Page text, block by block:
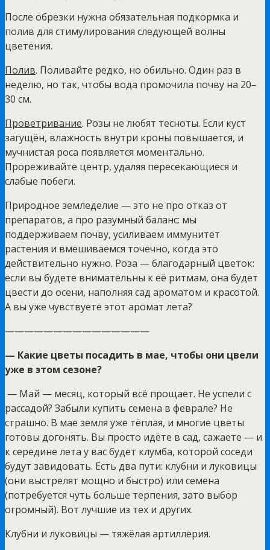
После обрезки нужна обязательная подкормка и
полив для стимулирования следующей волны
цветения.
Полив. Поливайте редко, но обильно. Один раз в
неделю, но так, чтобы вода промочила почву на 20–
30 см.
Проветривание. Розы не любят тесноты. Если куст
загущён, влажность внутри кроны повышается, и
мучнистая роса появляется моментально.
Прореживайте центр, удаляя пересекающиеся и
слабые побеги.
Природное земледелие — это не про отказ от
препаратов, а про разумный баланс: мы
поддерживаем почву, усиливаем иммунитет
растения и вмешиваемся точечно, когда это
действительно нужно. Роза — благодарный цветок:
если вы будете внимательны к её ритмам, она будет
цвести до осени, наполняя сад ароматом и красотой.
А вы уже чувствуете этот аромат лета?
———————————————
— Какие цветы посадить в мае, чтобы они цвели
уже в этом сезоне?
— Май — месяц, который всё прощает. Не успели с
рассадой? Забыли купить семена в феврале? Не
страшно. В мае земля уже тёплая, и многие цветы
готовы догонять. Вы просто идёте в сад, сажаете — и
к середине лета у вас будет клумба, которой соседи
будут завидовать. Есть два пути: клубни и луковицы
(они выстрелят мощно и быстро) или семена
(потребуется чуть больше терпения, зато выбор
огромный). Вот лучшие из тех и других.
Клубни и луковицы — тяжёлая артиллерия.